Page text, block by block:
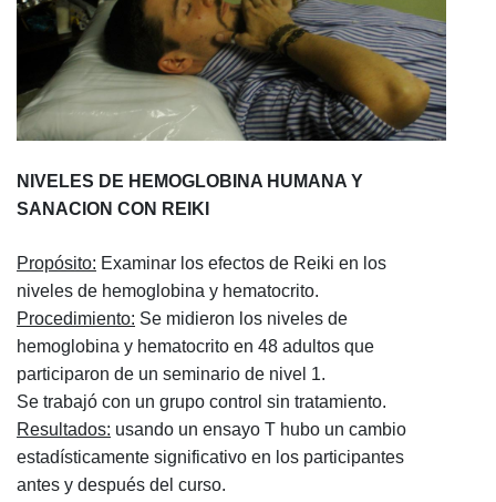
NIVELES DE HEMOGLOBINA HUMANA Y
SANACION CON REIKI
Propósito: Examinar los efectos de Reiki en los
niveles de hemoglobina y hematocrito.
Procedimiento: Se midieron los niveles de
hemoglobina y hematocrito en 48 adultos que
participaron de un seminario de nivel 1.
Se trabajó con un grupo control sin tratamiento.
Resultados: usando un ensayo T hubo un cambio
estadísticamente significativo en los participantes
antes y después del curso.